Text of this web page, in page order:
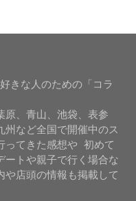
きな人のための「コラ
原、青山、池袋、表参
州など全国で開催中のス
ってきた感想や 初めて
ートや親子で行く場合な
や店頭の情報も掲載して